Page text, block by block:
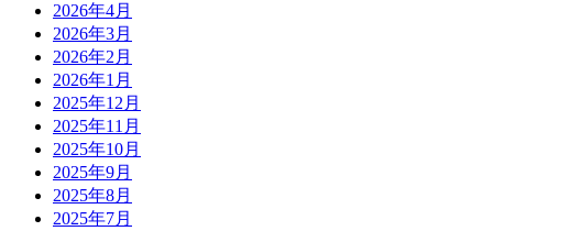
2026年4月
2026年3月
2026年2月
2026年1月
2025年12月
2025年11月
2025年10月
2025年9月
2025年8月
2025年7月